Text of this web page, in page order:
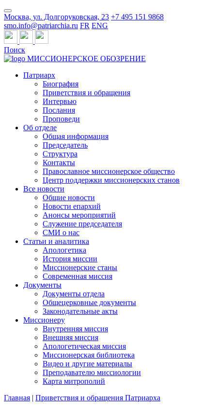
Москва, ул. Долгоруковская, 23 +7 495 151 9868
smo.info@patriarchia.ru FR ENG
Поиск
МИССИОНЕРСКОЕ ОБОЗРЕНИЕ
Патриарх
Биография
Приветствия и обращения
Интервью
Послания
Проповеди
Об отделе
Общая информация
Председатель
Структура
Контакты
Православное миссионерское общество
Центр поддержки миссионерских станов
Все новости
Общие новости
Новости епархий
Анонсы мероприятий
Служение председателя
СМИ о нас
Статьи и аналитика
Апологетика
История миссии
Миссионерские станы
Современная миссия
Документы
Документы отдела
Общецерковные документы
Законодательные акты
Миссионеру
Внутренняя миссия
Внешняя миссия
Апологетическая миссия
Миссионерская библиотека
Видео и другие материалы
Преподавателю миссиологии
Карта митрополий
Главная | Приветствия и обращения Патриарха